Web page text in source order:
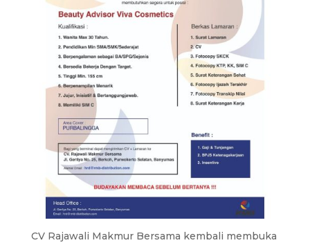
CV Rajawali Makmur Bersama kembali membuka